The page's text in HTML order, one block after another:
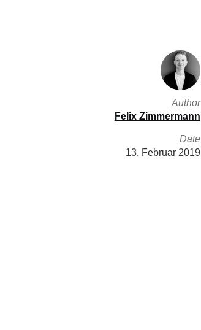
Author
Felix Zimmermann
Date
13. Februar 2019